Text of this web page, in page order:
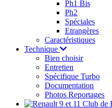
Ph1 Bis
Ph2
Spéciales
Etrangères
Caractéristiques
Technique
Bien choisir
Entretien
Spécifique Turbo
Documentation
Photos Reportages